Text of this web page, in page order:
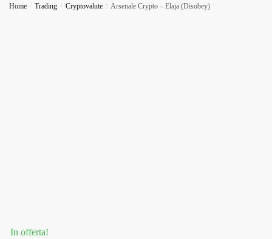
Home / Trading / Cryptovalute / Arsenale Crypto – Elaja (Disobey)
In offerta!